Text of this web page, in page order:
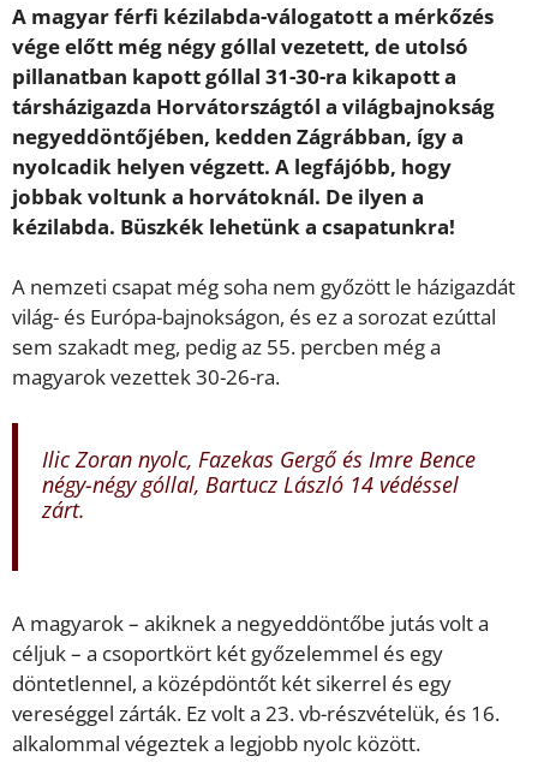
A magyar férfi kézilabda-válogatott a mérkőzés
vége előtt még négy góllal vezetett, de utolsó
pillanatban kapott góllal 31-30-ra kikapott a
társházigazda Horvátországtól a világbajnokság
negyeddöntőjében, kedden Zágrábban, így a
nyolcadik helyen végzett. A legfájóbb, hogy
jobbak voltunk a horvátoknál. De ilyen a
kézilabda. Büszkék lehetünk a csapatunkra!
A nemzeti csapat még soha nem győzött le házigazdát
világ- és Európa-bajnokságon, és ez a sorozat ezúttal
sem szakadt meg, pedig az 55. percben még a
magyarok vezettek 30-26-ra.
Ilic Zoran nyolc, Fazekas Gergő és Imre Bence
négy-négy góllal, Bartucz László 14 védéssel
zárt.
A magyarok – akiknek a negyeddöntőbe jutás volt a
céljuk – a csoportkört két győzelemmel és egy
döntetlennel, a középdöntőt két sikerrel és egy
vereséggel zárták. Ez volt a 23. vb-részvételük, és 16.
alkalommal végeztek a legjobb nyolc között.